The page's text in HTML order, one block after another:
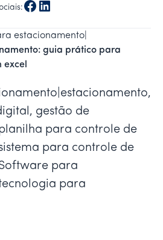
estacionamento
guia prático para
excel
gestão de
para controle de
para controle de
para
para